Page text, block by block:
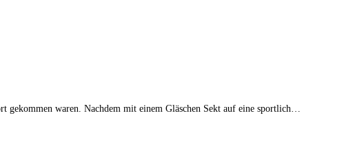
gekommen waren. Nachdem mit einem Gläschen Sekt auf eine sportlich…